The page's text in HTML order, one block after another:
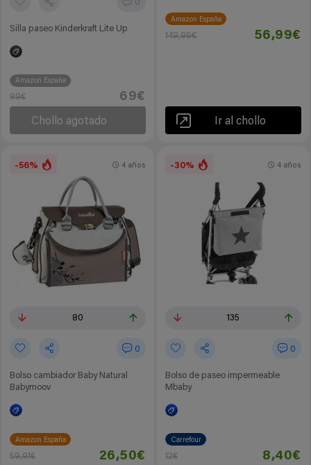
0
Silla paseo Kinderkraft Lite Up
Amazon España
89€ 69€
Chollo agotado
Amazon España
149,99€ 56,99€
Ir al chollo
-56%
80
0
Bolso cambiador Baby Natural
Babymoov
4 años
Amazon España
59,91€ 26,50€
-30%
135
0
Bolso de paseo impermeable
Mbaby
4 años
Carrefour
12€ 8,40€